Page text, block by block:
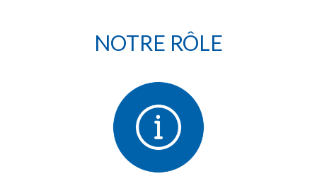
NOTRE RÔLE